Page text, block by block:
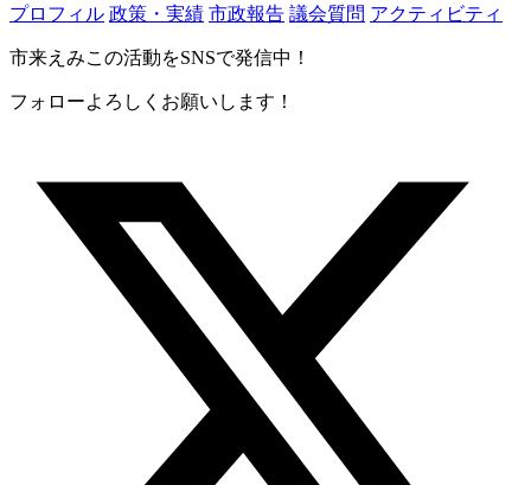
プロフィル 政策・実績 市政報告 議会質問 アクティビティ
市来えみこの活動をSNSで発信中！
フォローよろしくお願いします！